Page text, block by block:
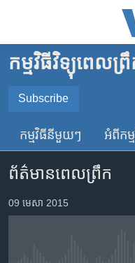
គេហទំព័រ​
ទាក់ទង
រំលង​
ទំព័រ​
ព័ត៌មាន​​
តែ​
ម្តង
កម្ពុជា
អន្តរជាតិ
ចិន
ហេឡូវីអូអេ
កម្ពុជាច្នៃប្រតិដ្ឋ
កម្មវិធីវិទ្យុពេលព្
Subscribe
កម្មវិធី​នីមួយៗ អំពី​កម្
ព័ត៌មានពេលព្រឹក
09 មេសា 2015